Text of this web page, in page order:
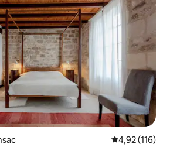
Priemerné
4,92 (116)